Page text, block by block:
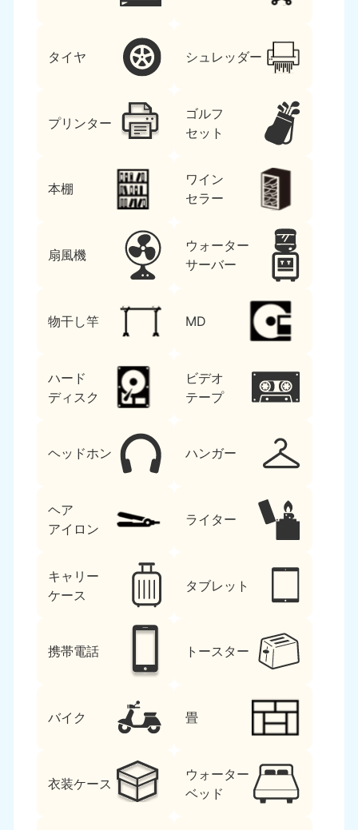
タイヤ シュレッダー
プリンター
ゴルフ
セット
本棚
ワイン
セラー
扇風機
ウォーター
サーバー
物干し竿 MD
ハード
ディスク
ビデオ
テープ
ヘッドホン ハンガー
ヘア
アイロン
ライター
キャリー
ケース
タブレット
携帯電話 トースター
バイク 畳
衣装ケース
ウォーター
ベッド
北海道・東北
北海道
050-1881-5277
9:00〜19:00 年中無休
青森県
050-1881-5276
岩手県
050-1881-5274
秋田県
050-1881-5275
山形県
050-1881-5273
宮城県
050-1881-5272